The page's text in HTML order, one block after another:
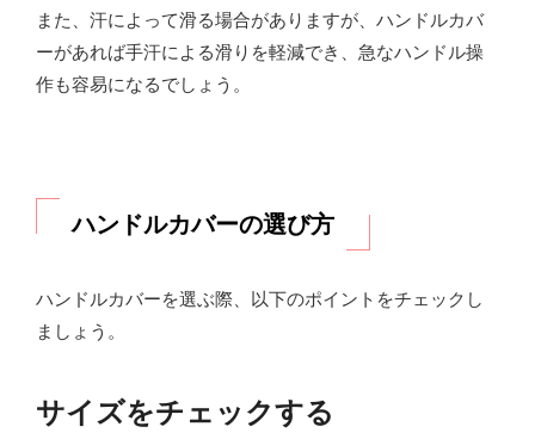
また、汗によって滑る場合がありますが、ハンドルカバ
ーがあれば手汗による滑りを軽減でき、急なハンドル操
作も容易になるでしょう。
ハンドルカバーの選び方
ハンドルカバーを選ぶ際、以下のポイントをチェックし
ましょう。
サイズをチェックする